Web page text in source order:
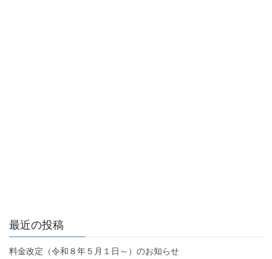
最近の投稿
料金改定（令和８年５月１日～）のお知らせ